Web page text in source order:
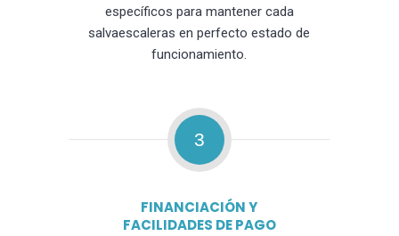
específicos para mantener cada
salvaescaleras en perfecto estado de
funcionamiento.
3
FINANCIACIÓN Y
FACILIDADES DE PAGO